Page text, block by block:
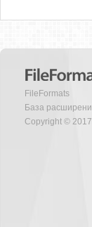
FileFormats
База
Copyright ©